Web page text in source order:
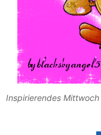
Inspirierendes